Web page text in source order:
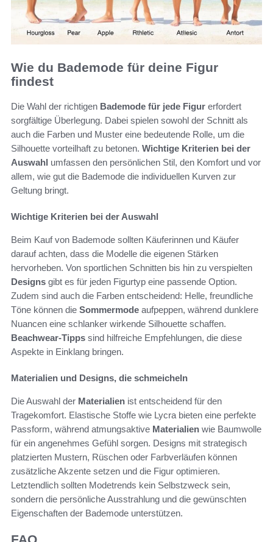
Wie du Bademode für deine Figur
findest
Die Wahl der richtigen Bademode für jede Figur erfordert
sorgfältige Überlegung. Dabei spielen sowohl der Schnitt als
auch die Farben und Muster eine bedeutende Rolle, um die
Silhouette vorteilhaft zu betonen. Wichtige Kriterien bei der
Auswahl umfassen den persönlichen Stil, den Komfort und vor
allem, wie gut die Bademode die individuellen Kurven zur
Geltung bringt.
Wichtige Kriterien bei der Auswahl
Beim Kauf von Bademode sollten Käuferinnen und Käufer
darauf achten, dass die Modelle die eigenen Stärken
hervorheben. Von sportlichen Schnitten bis hin zu verspielten
Designs gibt es für jeden Figurtyp eine passende Option.
Zudem sind auch die Farben entscheidend: Helle, freundliche
Töne können die Sommermode aufpeppen, während dunklere
Nuancen eine schlanker wirkende Silhouette schaffen.
Beachwear-Tipps sind hilfreiche Empfehlungen, die diese
Aspekte in Einklang bringen.
Materialien und Designs, die schmeicheln
Die Auswahl der Materialien ist entscheidend für den
Tragekomfort. Elastische Stoffe wie Lycra bieten eine perfekte
Passform, während atmungsaktive Materialien wie Baumwolle
für ein angenehmes Gefühl sorgen. Designs mit strategisch
platzierten Mustern, Rüschen oder Farbverläufen können
zusätzliche Akzente setzen und die Figur optimieren.
Letztendlich sollten Modetrends kein Selbstzweck sein,
sondern die persönliche Ausstrahlung und die gewünschten
Eigenschaften der Bademode unterstützen.
FAQ